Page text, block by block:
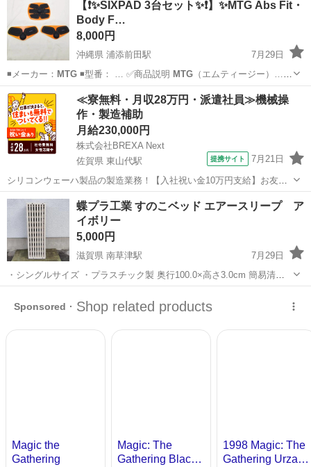
【❗️✨SIXPAD 3台セット✨❗️】✨MTG Abs Fit・
Body F…
8,000円
沖縄県 浦添前田駅
7月29日
◾️メーカー： MTG ◾️型番： … ✅商品説明 MTG（エムティージー）…
シックスパッド #MTG#EMS #Ab…
沖縄 浦添市 浦添前田駅 フィットネス、トレーニング
SIXPAD
≪寮無料・月収28万円・派遣社員≫機械操
作・製造補助
月給230,000円
株式会社BREXA Next
佐賀県 東山代駅
提携サイト 7月21日
シリコンウェーハ製品の製造業務！【入社祝い金10万円支給】お友達
やカップルとの応募OK◎年間休日129日＆休出なしでプライベート充
実♪業務はクリーンルームで快適作業◎自社正社員登用制度あり★1食
300円～の格安食堂あり！《佐...
佐賀 伊万里市 東山代駅
蝶プラ工業 すのこベッド エアースリープ ア
イボリー
5,000円
滋賀県 南草津駅
7月29日
・シングルサイズ ・プラスチック製 奥行100.0×高さ3.0cm 簡易清掃
済みです。 お渡し場所 セブンイレブン 草津野路老上店
https://maps.app.goo.gl/7JPivFSmw9kJVMtg 7...